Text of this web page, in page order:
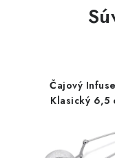
Čajový
Klasický 6,5